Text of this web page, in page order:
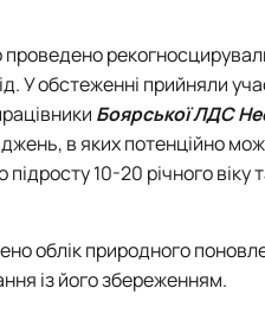
проведено
У обстеженні прийняли
Боярської ЛДС
в яких потенційно
10-20 річного віку
облік природного
із його збереженням.